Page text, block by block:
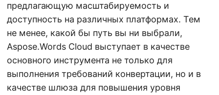
предлагающую масштабируемость и
доступность на различных платформах. Тем
не менее, какой бы путь вы ни выбрали,
Aspose.Words Cloud выступает в качестве
основного инструмента не только для
выполнения требований конвертации, но и в
качестве шлюза для повышения уровня